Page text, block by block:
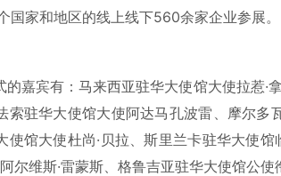
国家和地区的线上线下560余家企业参展。
的嘉宾有：马来西亚驻华大使馆大使拉惹·
索驻华大使馆大使阿达马孔波雷、摩尔多
使馆大使杜尚·贝拉、斯里兰卡驻华大使
尔维斯·雷蒙斯、格鲁吉亚驻华大使馆公